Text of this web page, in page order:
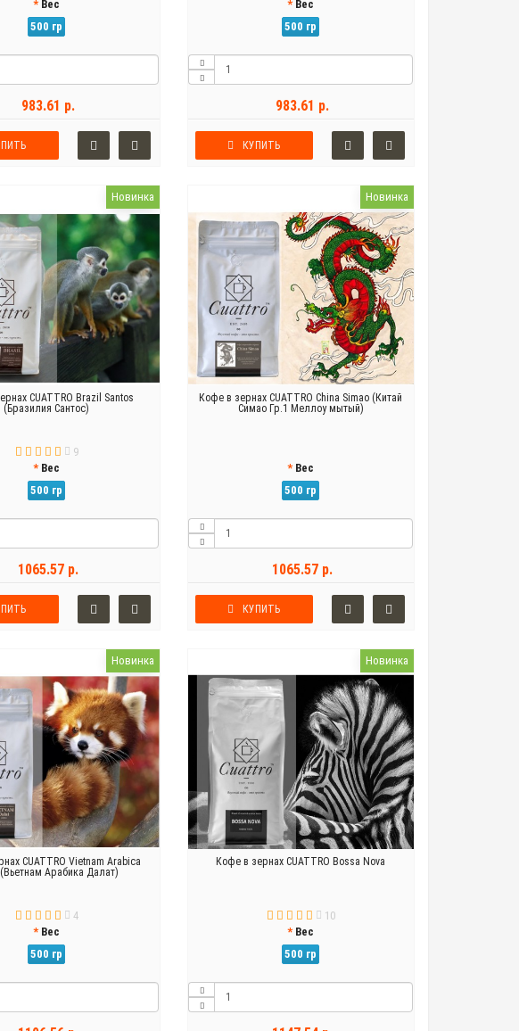
Вес
500 гр
983.61 р.
Вес
500 гр
983.61 р.
КУПИТЬ
Новинка
CUATTRO Brazil Santos
(Бразилия Сантос)
9
Вес
500 гр
1065.57 р.
Новинка
Кофе в зернах CUATTRO China Simao (Китай
Симао Гр.1 Меллоу мытый)
Вес
500 гр
1065.57 р.
КУПИТЬ
Новинка
CUATTRO Vietnam Arabica
(Вьетнам Арабика Далат)
4
Вес
500 гр
Новинка
Кофе в зернах CUATTRO Bossa Nova
10
Вес
500 гр